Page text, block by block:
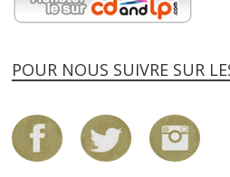
POUR NOUS SUIVRE SUR